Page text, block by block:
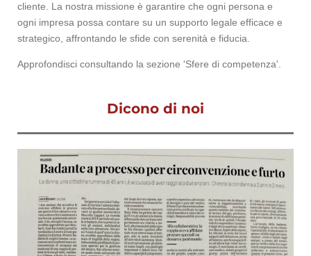
cliente. La nostra missione è garantire che ogni persona e
ogni impresa possa contare su un supporto legale efficace e
strategico, affrontando le sfide con serenità e fiducia.
Approfondisci consultando la sezione 'Sfere di competenza'.
Dicono di noi